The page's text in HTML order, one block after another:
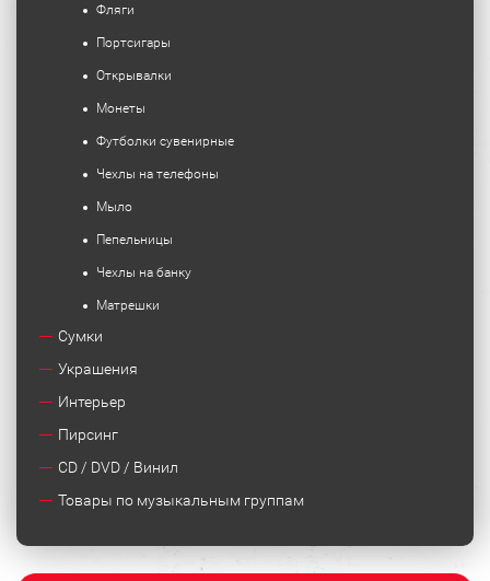
Фляги
Портсигары
Открывалки
Монеты
Футболки сувенирные
Чехлы на телефоны
Мыло
Пепельницы
Чехлы на банку
Матрешки
Сумки
Украшения
Интерьер
Пирсинг
CD / DVD / Винил
Товары по музыкальным группам